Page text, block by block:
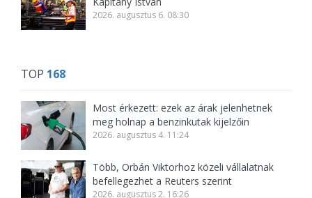
2026. augusztus 6. 08:30
TOP 168
Most érkezett: ezek az árak jelenhetnek
meg holnap a benzinkutak kijelzőin
2026. augusztus 4. 11:24
Több, Orbán Viktorhoz közeli vállalatnak
befellegezhet a Reuters szerint
2026. augusztus 2. 16:26